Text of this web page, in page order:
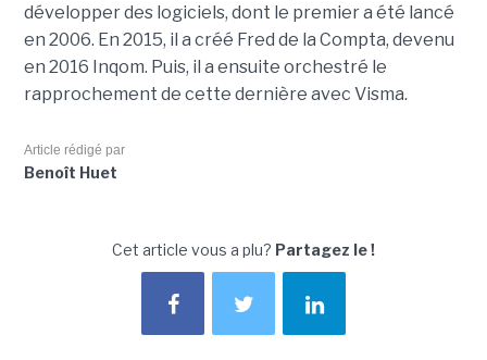
développer des logiciels, dont le premier a été lancé
en 2006. En 2015, il a créé Fred de la Compta, devenu
en 2016 Inqom. Puis, il a ensuite orchestré le
rapprochement de cette dernière avec Visma.
Article rédigé par
Benoît Huet
Cet article vous a plu? Partagez le !